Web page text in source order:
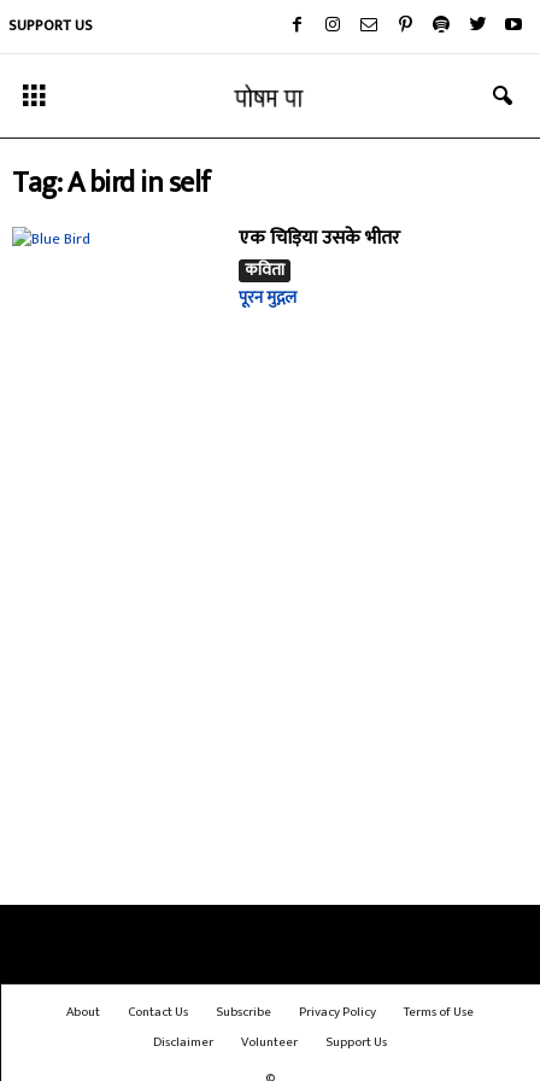
SUPPORT US
Tag: A bird in self
एक चिड़िया उसके भीतर
कविता
पूरन मुद्गल
About Contact Us Subscribe Privacy Policy
Terms of Use
Disclaimer
Volunteer
Support Us